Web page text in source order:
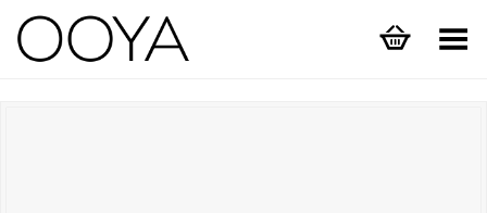
Menüyü Aç/Kapat